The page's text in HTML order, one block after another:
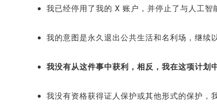
我已经停用了我的 X 账户，并停止了与人工
我的意图是永久退出公共生活和名利场，继续
我没有从这件事中获利，相反，我在这项计划
我没有资格获得证人保护或其他形式的保护，